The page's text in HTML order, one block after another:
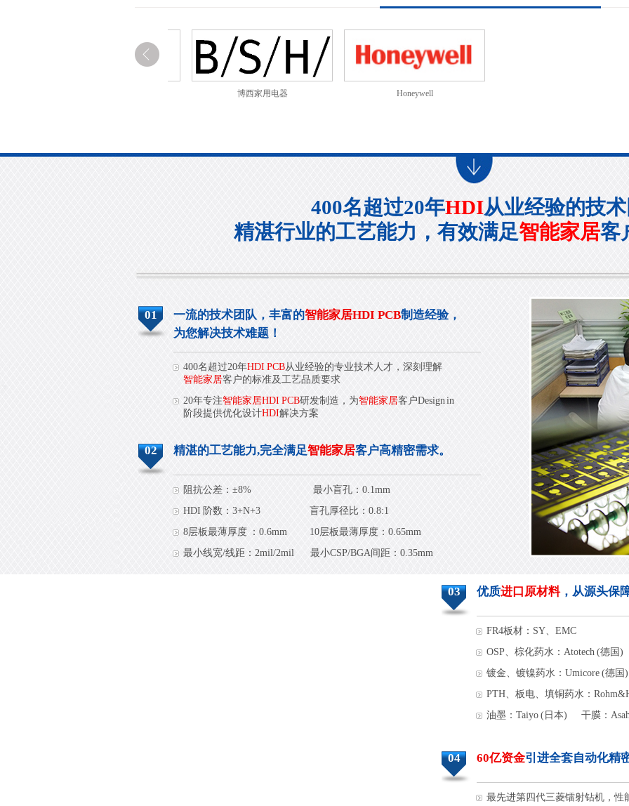
博西家用电器 Honeywell
400名超过20年HDI从业经验的技术
精湛行业的工艺能力，有效满足智能家居客
01 一流的技术团队，丰富的智能家居HDI PCB制造经验，
为您解决技术难题！
400名超过20年HDI PCB从业经验的专业技术人才，深刻理解
智能家居客户的标准及工艺品质要求
20年专注智能家居HDI PCB研发制造，为智能家居客户Design in
阶段提供优化设计HDI解决方案
02 精湛的工艺能力,完全满足智能家居客户高精密需求。
阻抗公差：±8%
最小盲孔：0.1mm
HDI 阶数：3+N+3
盲孔厚径比：0.8:1
8层板最薄厚度 ：0.6mm
10层板最薄厚度：0.65mm
最小线宽/线距：2mil/2mil
最小CSP/BGA间距：0.35mm
03 优质进口原材料，从源头保
FR4板材：SY、EMC
OSP、棕化药水：Atotech (德国)
镀金、镀镍药水：Umicore (德国)
PTH、板电、填铜药水：
油墨：Taiyo (日本)
干膜：
04 60亿资金引进全套自动化精
最先进第四代三菱镭射钻机，性